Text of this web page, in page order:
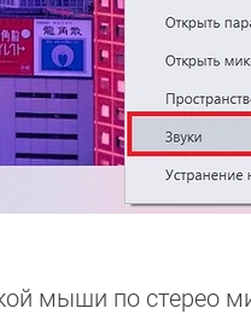
мыши по стерео